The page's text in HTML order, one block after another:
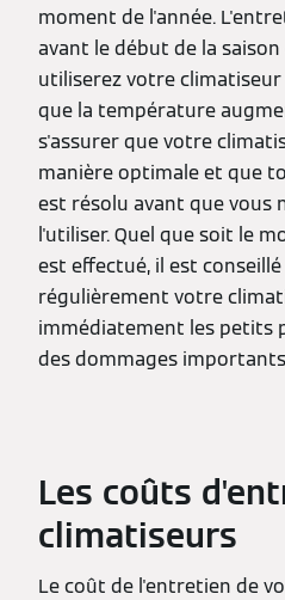
moment de l'année.
avant le début de la
utiliserez votre
que la température
s'assurer que votre
manière optimale et que
est résolu avant que vous
l'utiliser. Quel que soit le
est effectué, il est
régulièrement votre
immédiatement les petits
des dommages
Les coûts
climatiseurs
Le coût de l'entretien de